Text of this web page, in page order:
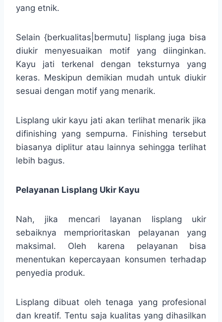
yang etnik.
Selain {berkualitas|bermutu] lisplang juga bisa
diukir menyesuaikan motif yang diinginkan.
Kayu jati terkenal dengan teksturnya yang
keras. Meskipun demikian mudah untuk diukir
sesuai dengan motif yang menarik.
Lisplang ukir kayu jati akan terlihat menarik jika
difinishing yang sempurna. Finishing tersebut
biasanya diplitur atau lainnya sehingga terlihat
lebih bagus.
Pelayanan Lisplang Ukir Kayu
Nah, jika mencari layanan lisplang ukir
sebaiknya memprioritaskan pelayanan yang
maksimal. Oleh karena pelayanan bisa
menentukan kepercayaan konsumen terhadap
penyedia produk.
Lisplang dibuat oleh tenaga yang profesional
dan kreatif. Tentu saja kualitas yang dihasilkan